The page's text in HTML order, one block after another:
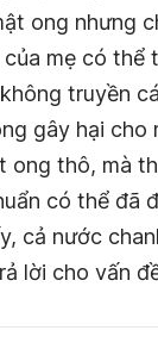
ong nhưng
mẹ có thể
truyền
gây hại cho
ong thô, mà
có thể đã
cả nước
lời cho vấn